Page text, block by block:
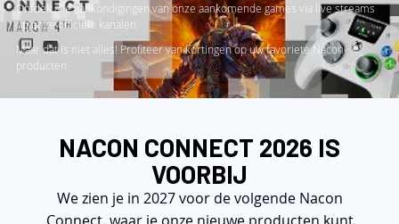
Ontdek alle aankondigingen van onze aankomende games via live streams
op onze officiële kanalen.
Maar dat is niet alles! Profiteer van kortingen op uw favoriete Nacon-
producten
NACON CONNECT 2026 IS
VOORBIJ
We zien je in 2027 voor de volgende Nacon